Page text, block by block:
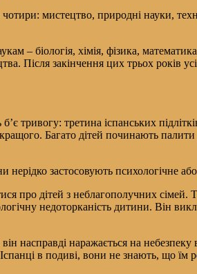
мистецтво, природні науки,
– біологія, хімія, фізика,
Після закінчення цих трьох років
тривогу: третина іспанських
Багато дітей починають
застосовують психологічне
про дітей з неблагополучних
недоторканість дитини. Він
насправді наражається на
в подиві, вони не знають, що їм